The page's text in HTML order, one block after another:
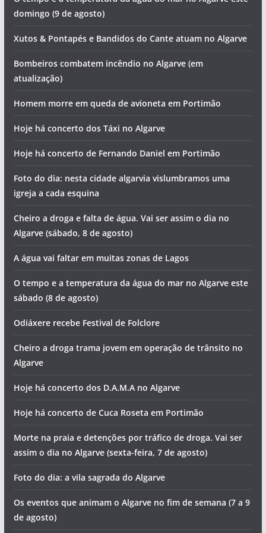
domingo (9 de agosto)
Xutos & Pontapés e Bandidos do Cante atuam no Algarve
Bombeiros combatem incêndio no Algarve (em
atualização)
Homem morre em queda de avioneta em Portimão
Hoje há concerto dos Táxi no Algarve
Hoje há concerto de Fernando Daniel em Portimão
Foto do dia: nesta cidade algarvia vislumbramos uma
igreja a cada esquina
Cheiro a droga e falta de água. Vai ser assim o dia no
Algarve (sábado, 8 de agosto)
A água vai faltar em muitas zonas de Lagos
O tempo e a temperatura da água do mar no Algarve este
sábado (8 de agosto)
Odiáxere recebe Festival de Folclore
Cheiro a droga trama jovem em operação de trânsito no
Algarve
Hoje há concerto dos D.A.M.A no Algarve
Hoje há concerto de Cuca Roseta em Portimão
Morte na praia e detenções por tráfico de droga. Vai ser
assim o dia no Algarve (sexta-feira, 7 de agosto)
Foto do dia: a vila sagrada do Algarve
Os eventos que animam o Algarve no fim de semana (7 a 9
de agosto)